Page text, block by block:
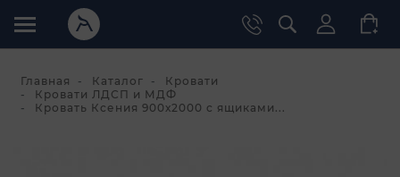
Главная Каталог
Кровати
Кровати ЛДСП и МДФ
Кровать Ксения 900х2000 с ящиками...